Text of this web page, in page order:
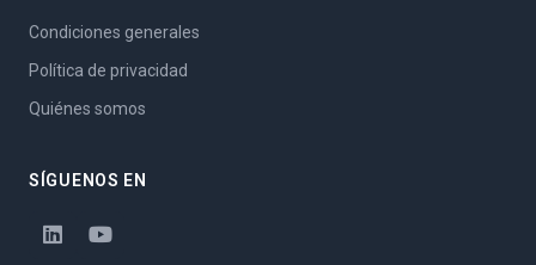
Condiciones generales
Política de privacidad
Quiénes somos
SÍGUENOS EN